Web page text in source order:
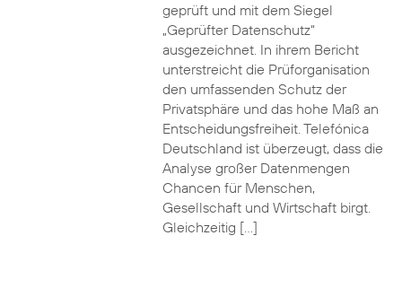
geprüft und mit dem Siegel
„Geprüfter Datenschutz“
ausgezeichnet. In ihrem Bericht
unterstreicht die Prüforganisation
den umfassenden Schutz der
Privatsphäre und das hohe Maß an
Entscheidungsfreiheit. Telefónica
Deutschland ist überzeugt, dass die
Analyse großer Datenmengen
Chancen für Menschen,
Gesellschaft und Wirtschaft birgt.
Gleichzeitig […]